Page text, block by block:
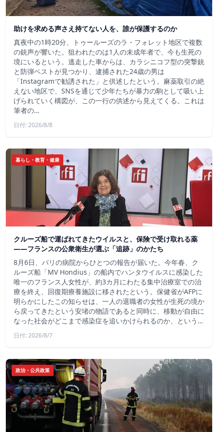
助けを求める声さえ持てない人を、誰が保護するのか
真夜中の1時20分、トゥールーズのラ・フォレット地区で複数
の銃声が響いた。狙われたのは1人の未成年者で、今も生死の
境にいるという。逃走した車からは、カラシニコフ型の突撃銃
と防弾ベストが見つかり、逮捕された24歳の男は
「Instagramで勧誘された」と供述したという。麻薬取引の絶
えない地区で、SNSを通じて少年たちが暴力の駒として吸い上
げられていく構図が、この一行の供述から見えてくる。これは
筆者の…
日付: 2026/8/8
暮らし・教育・健康
クルーズ船で運ばれてきたウイルスと、保険で受け取れる薬
――フランスの公衆衛生が選ぶ「追跡」のかたち
8月6日、パリの病院からひとつの報告が届いた。今年春、ク
ルーズ船「MV Hondius」の船内でハンタウイルスに感染した
唯一のフランス人女性が、約3カ月にわたる集中治療室での治
療を終え、回復期療養施設に移されたという。保健省がAFPに
明らかにしたこの知らせは、一人の退職者の女性が生死の境か
ら戻ってきたという安堵の物語であると同時に、移動が自由に
なった社会がどこまで感染症を追いかけられるのか、という…
日付: 2026/8/7
政治・公共政策